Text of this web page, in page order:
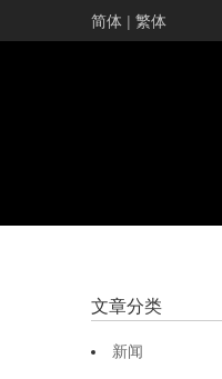
简体 | 繁体
文章分类
新闻